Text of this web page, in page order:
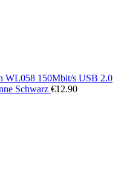
WL058 150Mbit/s USB 2.0
Schwarz €12.90